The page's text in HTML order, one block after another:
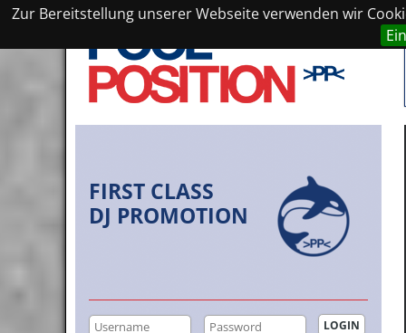
Zur Bereitstellung unserer Webseite verwenden wir
FIRST CLASS
DJ PROMOTION